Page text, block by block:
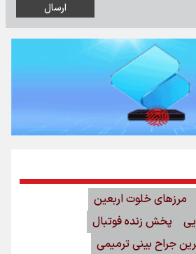
مرزهای خلوت اربعین
پخش زنده فوتبال
جراح بینی ترمیمی